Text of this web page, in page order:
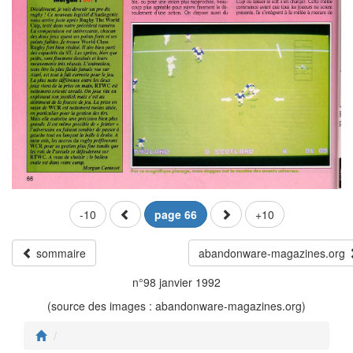
-10 page 66 +10
sommaire
abandonware-magazines.org
n°98 janvier 1992
(source des images : abandonware-magazines.org)